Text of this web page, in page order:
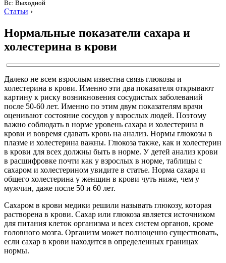
Вс: Выходной
Статьи ›
Нормальные показатели сахара и
холестерина в крови
Далеко не всем взрослым известна связь глюкозы и
холестерина в крови. Именно эти два показателя открывают
картину к риску возникновения сосудистых заболеваний
после 50-60 лет. Именно по этим двум показателям врачи
оценивают состояние сосудов у взрослых людей. Поэтому
важно соблюдать в норме уровень сахара и холестерина в
крови и вовремя сдавать кровь на анализ. Нормы глюкозы в
плазме и холестерина важны. Глюкоза также, как и холестерин
в крови для всех должны быть в норме. У детей анализ крови
в расшифровке почти как у взрослых в норме, таблицы с
сахаром и холестерином увидите в статье. Норма сахара и
общего холестерина у женщин в крови чуть ниже, чем у
мужчин, даже после 50 и 60 лет.
Сахаром в крови медики решили называть глюкозу, которая
растворена в крови. Сахар или глюкоза является источником
для питания клеток организма и всех систем органов, кроме
головного мозга. Организм может полноценно существовать,
если сахар в крови находится в определенных границах
нормы.